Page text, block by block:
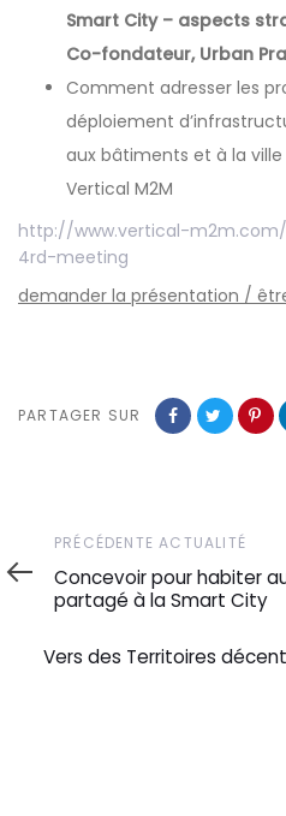
Smart City – aspects
Co-fondateur, Urban
Comment adresser les
déploiement
aux bâtiments et à la ville
Vertical M2M
http://www.vertical-
4rd-meeting
demander la présentation /
PARTAGER SUR
Précédente
actualité
PRÉCÉDENTE ACTUALITÉ
Concevoir pour habiter
partagé à la Smart City
suivante
Vers des Territoires